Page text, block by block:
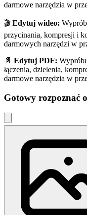
darmowe narzędzia w
🎬 Edytuj wideo:
przycinania, kompresji i
darmowych narzędzi w
📄 Edytuj PDF:
łączenia, dzielenia,
darmowe narzędzia w
Gotowy rozpoznać